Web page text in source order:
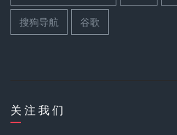
搜狗导航 谷歌
关 注 我 们